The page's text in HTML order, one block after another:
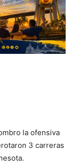
la ofensiva
3 carreras